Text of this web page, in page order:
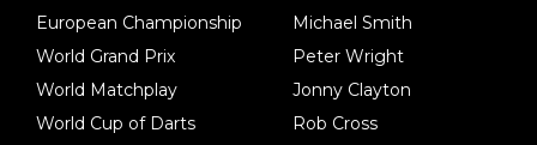
European Championship
World Grand Prix
World Matchplay
World Cup of Darts
Michael Smith
Peter Wright
Jonny Clayton
Rob Cross